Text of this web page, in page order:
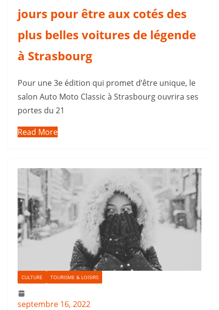
jours pour être aux cotés des
plus belles voitures de légende
à Strasbourg
Pour une 3e édition qui promet d’être unique, le
salon Auto Moto Classic à Strasbourg ouvrira ses
portes du 21
Read More
CULTURE TOURISME & LOISIRS
septembre 16, 2022